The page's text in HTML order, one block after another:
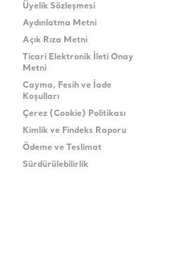
Üyelik Sözleşmesi
Aydınlatma Metni
Açık Rıza Metni
Ticari Elektronik İleti Onay
Metni
Cayma, Fesih ve İade
Koşulları
Çerez (Cookie) Politikası
Kimlik ve Findeks Raporu
Ödeme ve Teslimat
Sürdürülebilirlik